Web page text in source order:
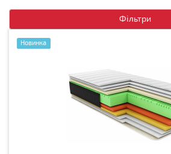
Фільтри
Новинка